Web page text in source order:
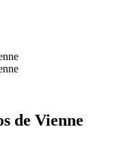
de Vienne